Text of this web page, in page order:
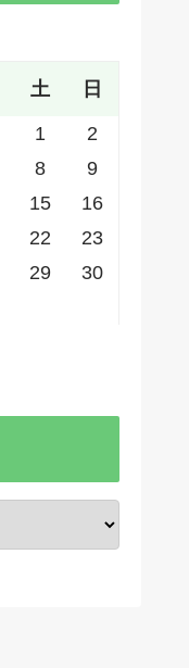
土 日
1
2
8
9
15
16
22
23
29
30